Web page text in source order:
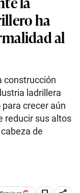
ha
al
construcción
ladrillera
crecer aún
reducir sus altos
de